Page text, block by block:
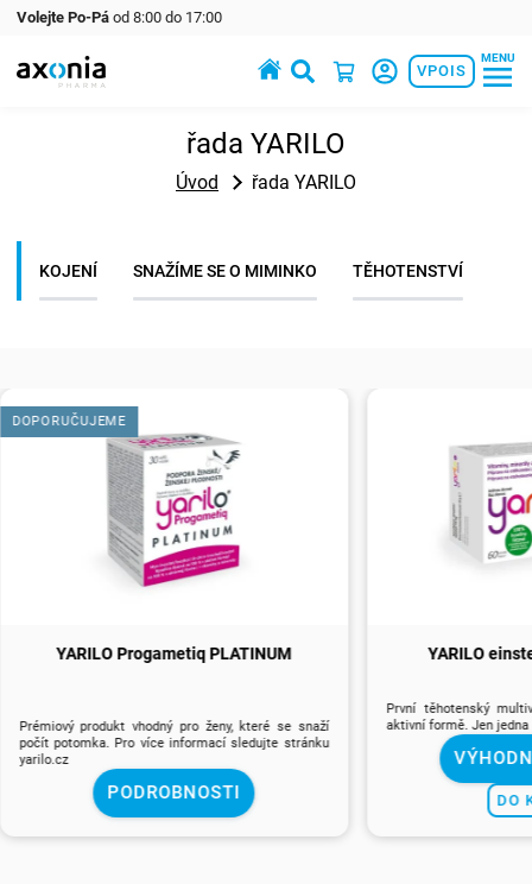
Volejte Po-Pá od 8:00 do 17:00
VPOIS
MENU
řada YARILO
Úvod řada YARILO
KOJENÍ SNAŽÍME SE O MIMINKO TĚHOTENSTVÍ
DOPORUČUJEME
YARILO Progametiq PLATINUM
Prémiový produkt vhodný pro ženy, které se snaží
počít potomka. Pro více informací sledujte stránku
yarilo.cz
PODROBNOSTI
YARILO
První těhotenský
aktivní formě. Jen jedna
DO